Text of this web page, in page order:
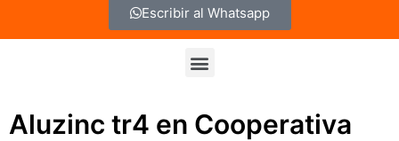
Escribir al Whatsapp
Menu
Aluzinc tr4 en Cooperativa